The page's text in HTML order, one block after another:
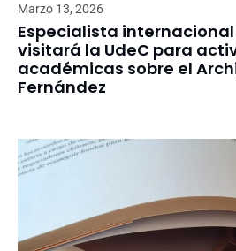
Marzo 13, 2026
Especialista
visitará la UdeC para
académicas sobre el
Fernández